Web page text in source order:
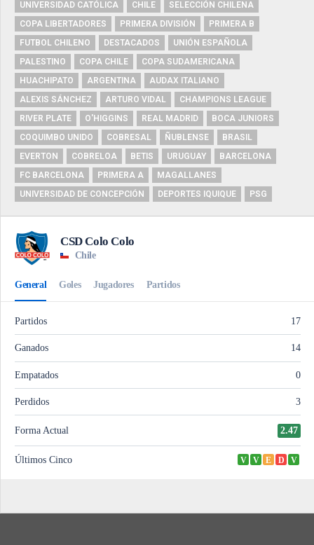
UNIVERSIDAD CATÓLICA
CHILE
SELECCIÓN CHILENA
COPA LIBERTADORES
PRIMERA DIVISIÓN
PRIMERA B
FUTBOL CHILENO
DESTACADOS
UNIÓN ESPAÑOLA
PALESTINO
COPA CHILE
COPA SUDAMERICANA
HUACHIPATO
ARGENTINA
AUDAX ITALIANO
ALEXIS SÁNCHEZ
ARTURO VIDAL
CHAMPIONS LEAGUE
RIVER PLATE
O'HIGGINS REAL MADRID
BOCA JUNIORS
COQUIMBO UNIDO
COBRESAL ÑUBLENSE
BRASIL
EVERTON
COBRELOA BETIS URUGUAY
BARCELONA
FC BARCELONA
PRIMERA A
MAGALLANES
UNIVERSIDAD DE CONCEPCIÓN
DEPORTES IQUIQUE PSG